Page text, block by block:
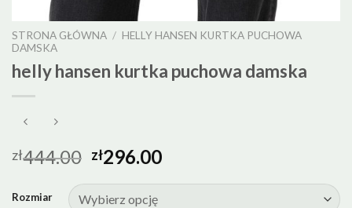
STRONA GŁÓWNA / HELLY HANSEN KURTKA PUCHOWA
DAMSKA
helly hansen kurtka puchowa damska
zł444.00 zł296.00
Rozmiar